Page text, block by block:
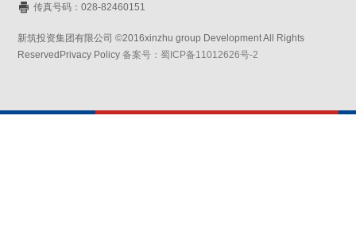
传真号码：028-82460151
新筑投资集团有限公司 ©2016xinzhu group Development All Rights
ReservedPrivacy Policy备案号：蜀ICP备11012626号-2